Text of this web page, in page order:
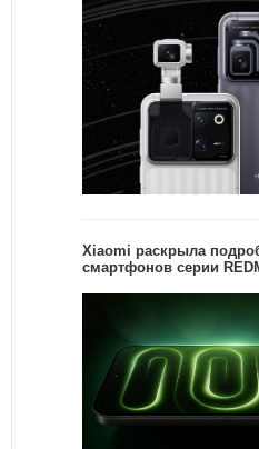
Xiaomi раскрыла
смартфонов серии